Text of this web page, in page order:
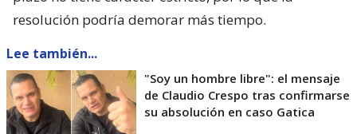
resolución podría demorar más tiempo.
Lee también...
"Soy un hombre libre": el mensaje
de Claudio Crespo tras confirmarse
su absolución en caso Gatica